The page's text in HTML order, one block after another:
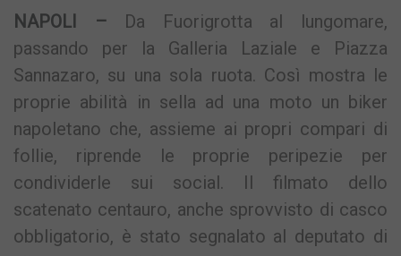
NAPOLI – Da Fuorigrotta al lungomare,
passando per la Galleria Laziale e Piazza
Sannazaro, su una sola ruota. Così mostra le
proprie abilità in sella ad una moto un biker
napoletano che, assieme ai propri compari di
follie, riprende le proprie peripezie per
condividerle sui social. Il filmato dello
scatenato centauro, anche sprovvisto di casco
obbligatorio, è stato segnalato al deputato di